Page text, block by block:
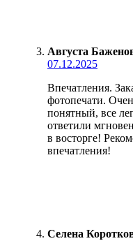
Августа
07.12.2025
Впечатления.
фотопечати.
понятный, все
ответили
в восторге!
впечатления!
Селена